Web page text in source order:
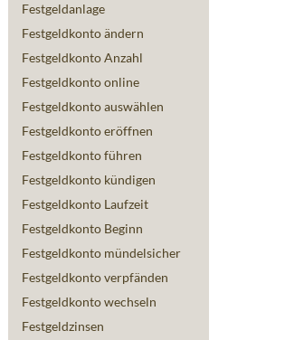
Festgeldanlage
Festgeldkonto ändern
Festgeldkonto Anzahl
Festgeldkonto online
Festgeldkonto auswählen
Festgeldkonto eröffnen
Festgeldkonto führen
Festgeldkonto kündigen
Festgeldkonto Laufzeit
Festgeldkonto Beginn
Festgeldkonto mündelsicher
Festgeldkonto verpfänden
Festgeldkonto wechseln
Festgeldzinsen